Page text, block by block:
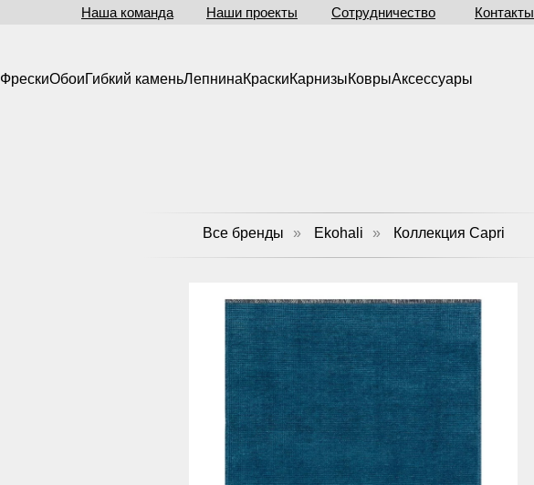
Наша команда Наши проекты Сотрудничество Контакты
ФрескиОбоиГибкий каменьЛепнинаКраскиКарнизыКоврыАксессуары
Все бренды » Ekohali » Коллекция Capri